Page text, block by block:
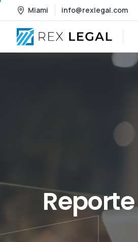
Miami info@rexlegal.com
Reporte